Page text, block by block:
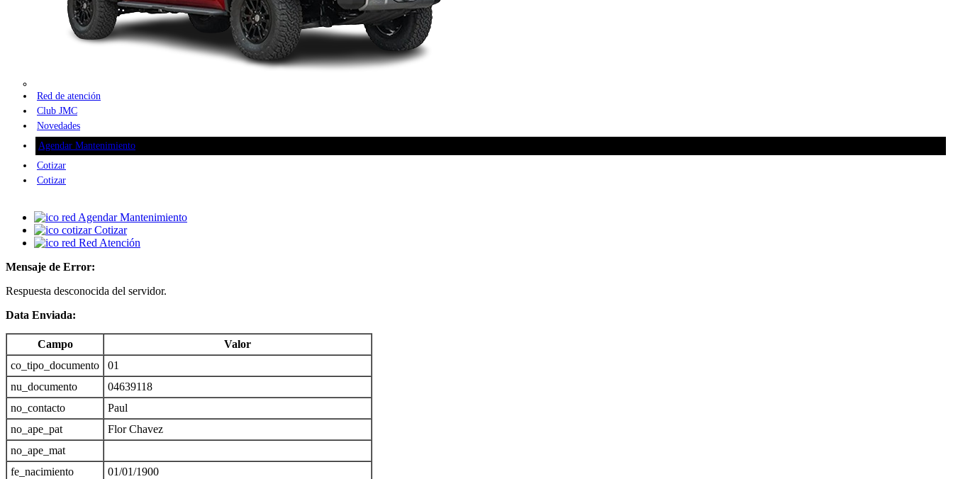
Red de atención
Club JMC
Novedades
Agendar Mantenimiento
Cotizar
Cotizar
Agendar Mantenimiento
Cotizar
Red Atención
Mensaje de Error:
Respuesta desconocida del servidor.
Data Enviada:
Campo
Valor
co_tipo_documento
01
nu_documento
04639118
no_contacto
Paul
no_ape_pat
Flor Chavez
no_ape_mat
fe_nacimiento
01/01/1900